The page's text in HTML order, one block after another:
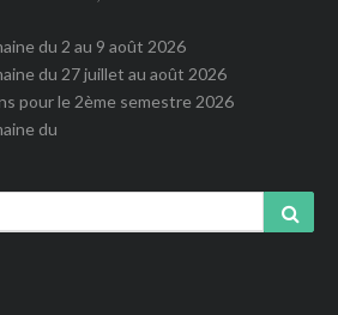
du 2 au 9 août 2026
du 27 juillet au août 2026
pour le 2ème semestre 2026
du